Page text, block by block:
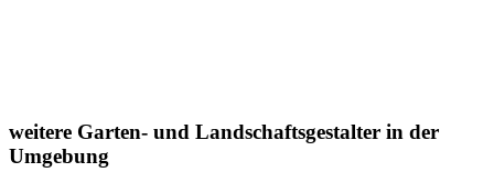
weitere Garten- und Landschaftsgestalter in der
Umgebung